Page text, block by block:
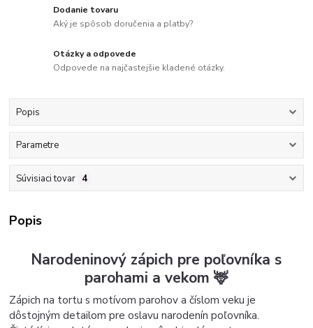
Dodanie tovaru
Aký je spôsob doručenia a platby?
Otázky a odpovede
Odpovede na najčastejšie kladené otázky.
Popis
Parametre
Súvisiaci tovar 4
Popis
Narodeninový zápich pre poľovníka s
parohami a vekom 🦌
Zápich na tortu s motívom parohov a číslom veku je
dôstojným detailom pre oslavu narodenín poľovníka.